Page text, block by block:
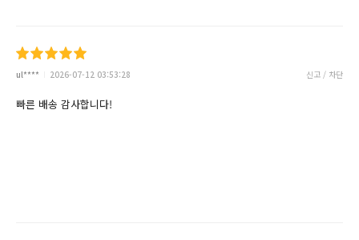
ul**** 2026-07-12 03:53:28 신고 / 차단
빠른 배송 감사합니다!